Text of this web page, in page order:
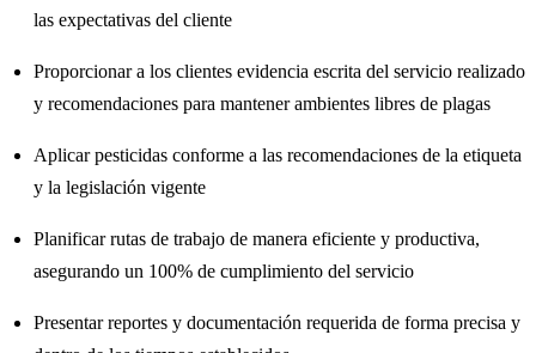
las expectativas del cliente
Proporcionar a los clientes evidencia escrita del servicio realizado
y recomendaciones para mantener ambientes libres de plagas
Aplicar pesticidas conforme a las recomendaciones de la etiqueta
y la legislación vigente
Planificar rutas de trabajo de manera eficiente y productiva,
asegurando un 100% de cumplimiento del servicio
Presentar reportes y documentación requerida de forma precisa y